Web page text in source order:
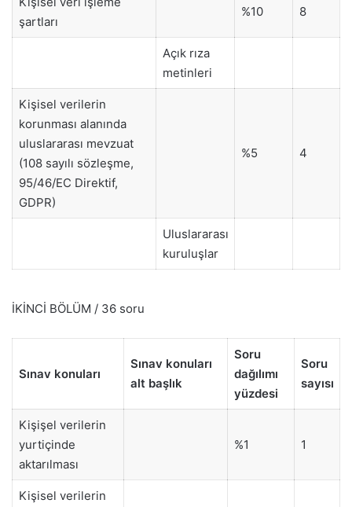
şartları
%10 8
Açık rıza
metinleri
Kişisel verilerin
korunması alanında
uluslararası mevzuat
(108 sayılı sözleşme,
95/46/EC Direktif,
GDPR)
%5 4
Uluslararası
kuruluşlar
İKİNCİ BÖLÜM / 36 soru
Sınav konuları
Sınav konuları
alt başlık
Soru
dağılımı
yüzdesi
Soru
sayısı
Kişişel verilerin
yurtiçinde
aktarılması
%1 1
Kişisel verilerin